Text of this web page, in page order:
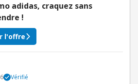
adidas, craquez sans
!
l'offre
Vérifié